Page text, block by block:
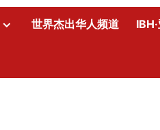
世界杰出华人频道